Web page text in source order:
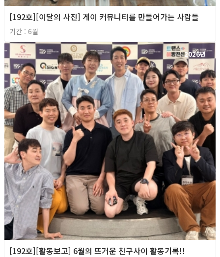
[192호][이달의 사진] 게이 커뮤니티를 만들어가는 사람들
기간 : 6월
2026년
[192호][활동보고] 6월의 뜨거운 친구사이 활동기록!!